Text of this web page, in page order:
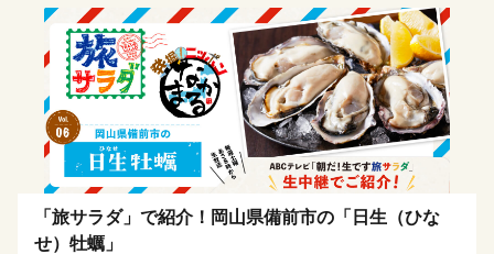
「旅サラダ」で紹介！岡山県備前市の「日生（ひな
せ）牡蠣」